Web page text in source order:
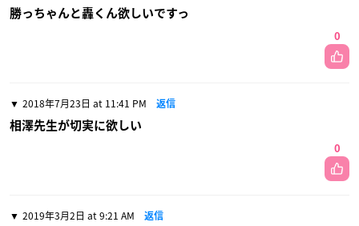
勝っちゃんと轟くん欲しいですっ
0
2018年7月23日 at 11:41 PM 返信
相澤先生が切実に欲しい
0
2019年3月2日 at 9:21 AM 返信